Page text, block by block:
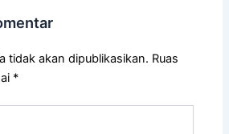
tidak akan dipublikasikan. Ruas
*